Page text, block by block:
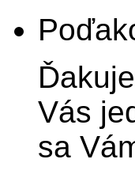
Vás
sa